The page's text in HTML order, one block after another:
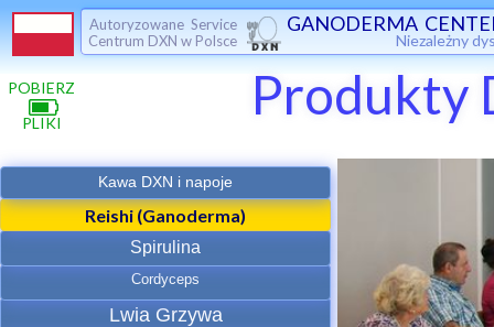
Niezależny
Kawa DXN i napoje
Reishi (Ganoderma)
Spirulina
Cordyceps
Lwia Grzywa
Autoryzowane Service
Centrum DXN w Polsce
GANODERMA
POBIERZ
PLIKI